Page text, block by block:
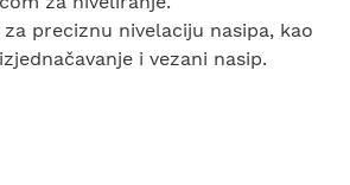
preciznu nivelaciju nasipa, kao
i vezani nasip.